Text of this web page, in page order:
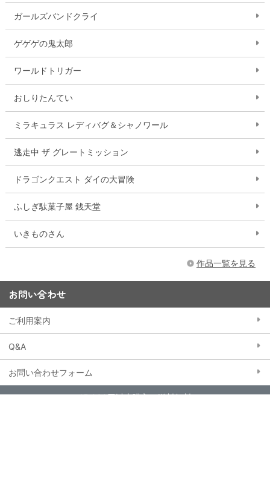
ガールズバンドクライ
ゲゲゲの鬼太郎
ワールドトリガー
おしりたんてい
ミラキュラス レディバグ＆シャノワール
逃走中 ザ グレートミッション
ドラゴンクエスト ダイの大冒険
ふしぎ駄菓子屋 銭天堂
いきものさん
作品一覧を見る
お問い合わせ
ご利用案内
Q&A
お問い合わせフォーム
15,000円以上購入で送料無料